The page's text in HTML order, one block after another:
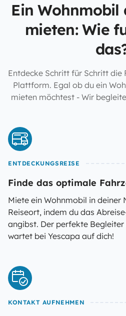
Ein Wohnmobil
mieten: Wie
Entdecke Schritt für Schritt die
Plattform. Egal ob du ein
mieten möchtest - Wir
ENTDECKUNGSREISE
Finde das optimale
Miete ein Wohnmobil in deiner
Reiseort, indem du das
angibst. Der perfekte
wartet bei Yescapa auf dich!
KONTAKT AUFNEHMEN